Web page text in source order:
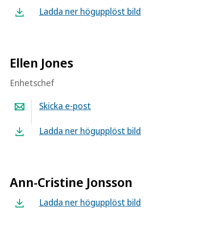
Ladda ner högupplöst bild
Ellen Jones
Enhetschef
Skicka e-post
Ladda ner högupplöst bild
Ann-Cristine Jonsson
Ladda ner högupplöst bild